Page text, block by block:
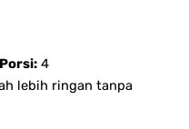
Porsi: 4
lebih ringan tanpa